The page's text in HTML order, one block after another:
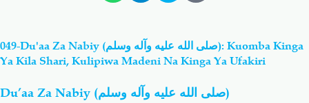
Aqiydah Manhaj
Shirki & Kufru Bid-'ah (Uzushi)
049-Du'aa Za Nabiy (صلى الله عليه وآله وسلم): Kuomba Kinga
Ya Kila Shari, Kulipiwa Madeni Na Kinga Ya Ufakiri
Du’aa Za Nabiy (صلى الله عليه وآله وسلم)